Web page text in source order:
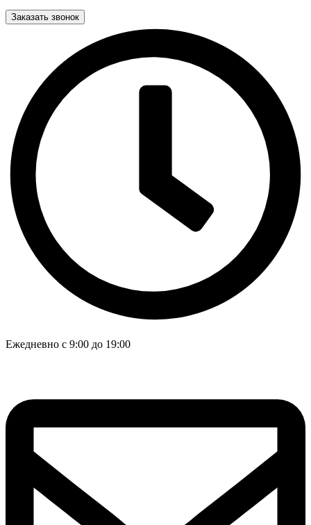
Заказать звонок
Ежедневно с 9:00 до 19:00